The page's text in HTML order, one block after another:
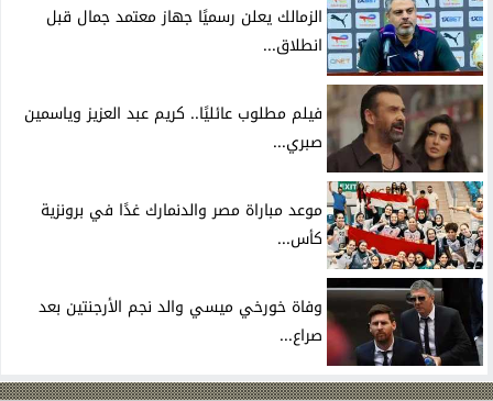
الزمالك يعلن رسميًا جهاز معتمد جمال قبل
انطلاق...
فيلم مطلوب عائليًا.. كريم عبد العزيز وياسمين
صبري...
موعد مباراة مصر والدنمارك غدًا في برونزية
كأس...
وفاة خورخي ميسي والد نجم الأرجنتين بعد
صراع...